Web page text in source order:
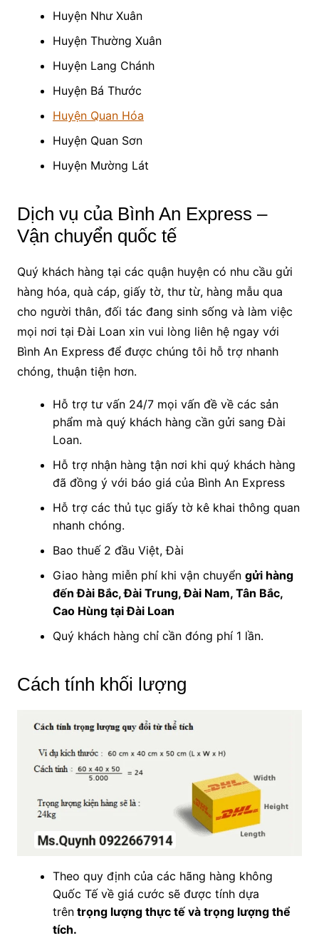
Huyện Như Xuân
Huyện Thường Xuân
Huyện Lang Chánh
Huyện Bá Thước
Huyện Quan Hóa
Huyện Quan Sơn
Huyện Mường Lát
Dịch vụ của Bình An Express –
Vận chuyển quốc tế
Quý khách hàng tại các quận huyện có nhu cầu gửi
hàng hóa, quà cáp, giấy tờ, thư từ, hàng mẫu qua
cho người thân, đối tác đang sinh sống và làm việc
mọi nơi tại Đài Loan xin vui lòng liên hệ ngay với
Bình An Express để được chúng tôi hỗ trợ nhanh
chóng, thuận tiện hơn.
Hỗ trợ tư vấn 24/7 mọi vấn đề về các sản
phẩm mà quý khách hàng cần gửi sang Đài
Loan.
Hỗ trợ nhận hàng tận nơi khi quý khách hàng
đã đồng ý với báo giá của Bình An Express
Hỗ trợ các thủ tục giấy tờ kê khai thông quan
nhanh chóng.
Bao thuế 2 đầu Việt, Đài
Giao hàng miễn phí khi vận chuyển gửi hàng
đến Đài Bắc, Đài Trung, Đài Nam, Tân Bắc,
Cao Hùng tại Đài Loan
Quý khách hàng chỉ cần đóng phí 1 lần.
Cách tính khối lượng
Theo quy định của các hãng hàng không
Quốc Tế về giá cước sẽ được tính dựa
trêntrọng lượng thực tế và trọng lượng thể
tích.